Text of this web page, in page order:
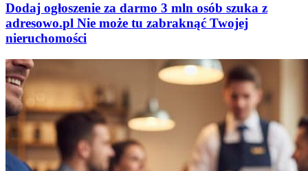
Dodaj ogłoszenie za darmo 3 mln osób szuka z
adresowo.pl Nie może tu zabraknąć Twojej
nieruchomości